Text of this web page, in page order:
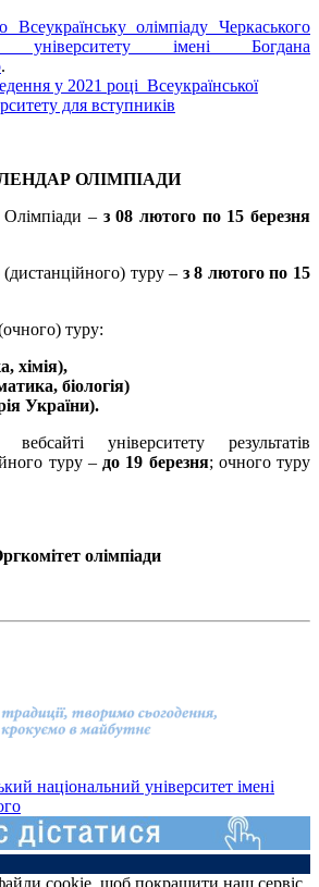
олімпіаду Черкаського
університету імені Богдана
.
у 2021 році Всеукраїнської
для вступників
ОЛІМПІАДИ
Олімпіади – з 08 лютого по 15 березня
туру – з 8 лютого по 15
туру:
хімія),
біологія)
України).
університету результатів
туру – до 19 березня; очного туру
олімпіади
національний університет імені
cookie, щоб покращити наш сервіс